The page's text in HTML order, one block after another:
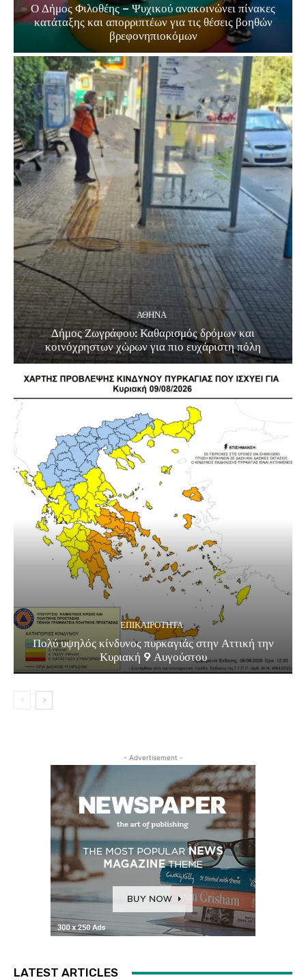
Ο Δήμος Φιλοθέης – Ψυχικού ανακοινώνει πίνακες
κατάταξης και απορριπτέων για τις θέσεις βοηθών
βρεφονηπιοκόμων
ΑΘΗΝΑ
Δήμος Ζωγράφου: Καθαρισμός δρόμων και
κοινόχρηστων χώρων για πιο ευχάριστη πόλη
ΕΠΙΚΑΙΡΟΤΗΤΑ
Πολύ υψηλός κίνδυνος πυρκαγιάς στην Αττική την
Κυριακή 9 Αυγούστου
- Advertisement -
LATEST ARTICLES